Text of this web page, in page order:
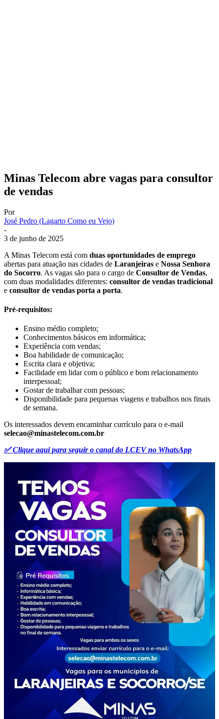
Minas Telecom abre vagas para consultor
de vendas
Por
José Pedro (Lagarto Como eu Vejo)
-
3 de junho de 2025
A Minas Telecom está com duas oportunidades de emprego
abertas para atuação nas cidades de Laranjeiras e Nossa Senhora
do Socorro. As vagas são para o cargo de Consultor de Vendas,
com duas modalidades diferentes: consultor de vendas tradicional
e consultor de vendas porta a porta.
Pré-requisitos:
Ensino médio completo;
Conhecimentos básicos em informática;
Experiência com vendas;
Boa habilidade de comunicação;
Escrita clara e objetiva;
Facilidade em lidar com o público e bom relacionamento
interpessoal;
Gostar de trabalhar com pessoas;
Disponibilidade para pequenas viagens e trabalhos nos finais
de semana.
Os interessados devem encaminhar currículo para o e-mail
selecao@minastelecom.com.br
✅ Clique aqui para seguir o canal do LCEV no WhatsApp